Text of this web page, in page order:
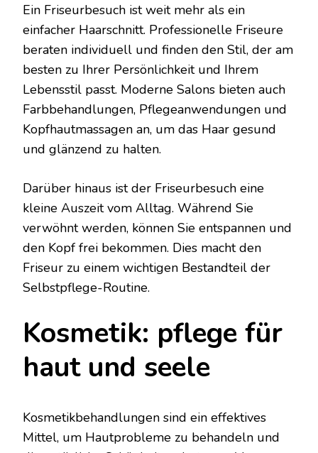
Ein Friseurbesuch ist weit mehr als ein
einfacher Haarschnitt. Professionelle Friseure
beraten individuell und finden den Stil, der am
besten zu Ihrer Persönlichkeit und Ihrem
Lebensstil passt. Moderne Salons bieten auch
Farbbehandlungen, Pflegeanwendungen und
Kopfhautmassagen an, um das Haar gesund
und glänzend zu halten.
Darüber hinaus ist der Friseurbesuch eine
kleine Auszeit vom Alltag. Während Sie
verwöhnt werden, können Sie entspannen und
den Kopf frei bekommen. Dies macht den
Friseur zu einem wichtigen Bestandteil der
Selbstpflege-Routine.
Kosmetik: pflege für
haut und seele
Kosmetikbehandlungen sind ein effektives
Mittel, um Hautprobleme zu behandeln und